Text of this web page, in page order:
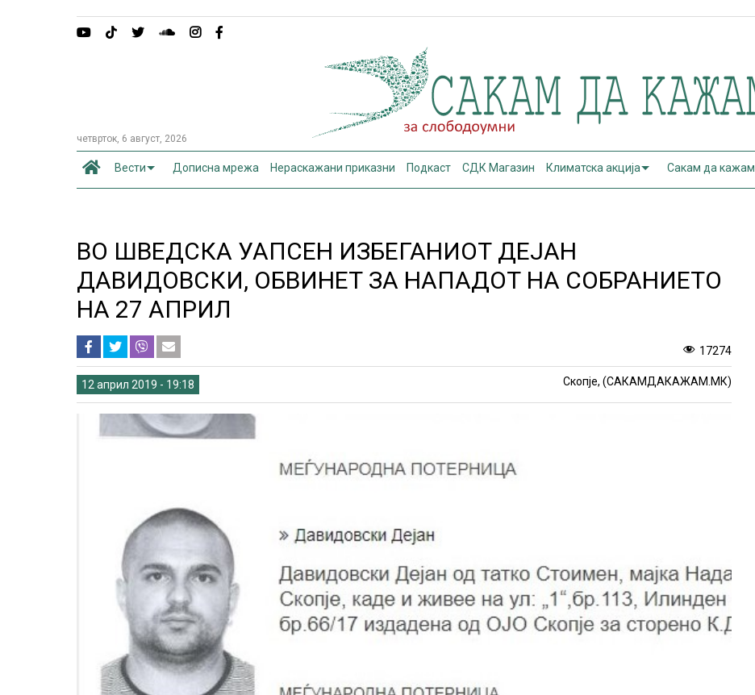
четврток, 6 август, 2026
Вести Дописна мрежа Нераскажани приказни Подкаст СДК Магазин Климатска акција Сакам да кажам
ВО ШВЕДСКА УАПСЕН ИЗБЕГАНИОТ ДЕЈАН
ДАВИДОВСКИ, ОБВИНЕТ ЗА НАПАДОТ НА СОБРАНИЕТО
НА 27 АПРИЛ
17274
12 април 2019 - 19:18 Скопје, (САКАМДАКАЖАМ.МК)